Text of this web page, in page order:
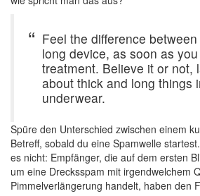
Feel the difference
long device, as soon as
treatment. Believe it or not,
about thick and long things
underwear.
Spüre den Unterschied zwischen einem
Betreff, sobald du eine Spamwelle
es nicht: Empfänger, die auf dem ersten
um eine Drecksspam mit irgendwelchem
Pimmelverlängerung handelt, haben den